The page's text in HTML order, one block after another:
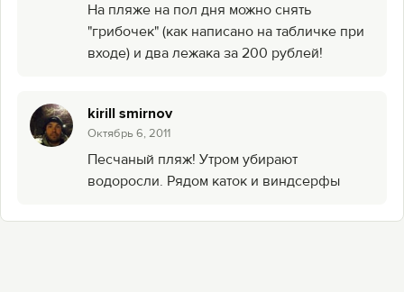
На пляже на пол дня можно снять
"грибочек" (как написано на табличке при
входе) и два лежака за 200 рублей!
kirill smirnov
Октябрь 6, 2011
Песчаный пляж! Утром убирают
водоросли. Рядом каток и виндсерфы